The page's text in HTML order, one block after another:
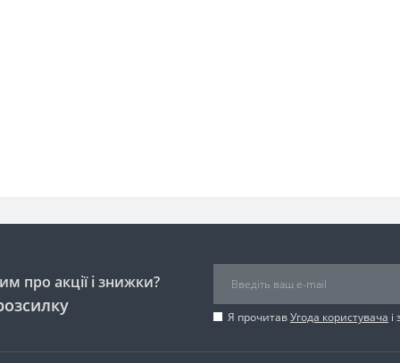
про акції і знижки?
Я прочитавУгода користувача